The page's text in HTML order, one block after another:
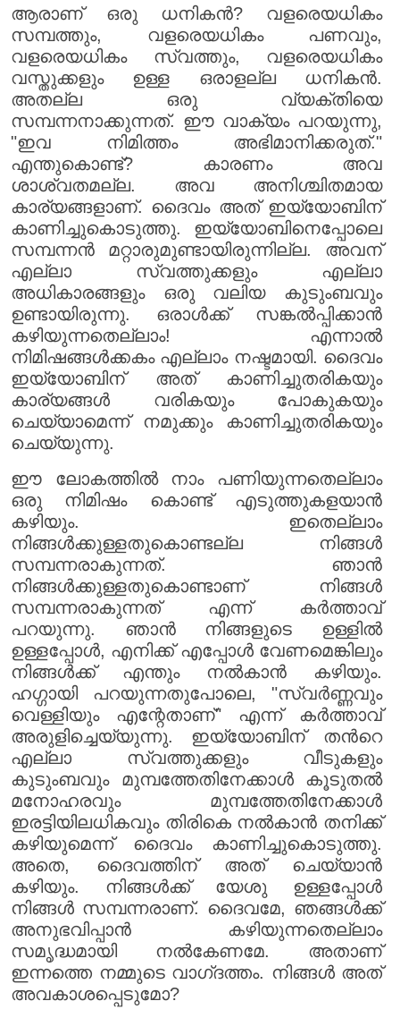
ആരാണ് ഒരു ധനികൻ? വളരെയധികം
സമ്പത്തും, വളരെയധികം പണവും,
വളരെയധികം സ്വത്തും, വളരെയധികം
വസ്തുക്കളും ഉള്ള ഒരാളല്ല ധനികൻ.
അതല്ല ഒരു വ്യക്തിയെ
സമ്പന്നനാക്കുന്നത്. ഈ വാക്യം പറയുന്നു,
"ഇവ നിമിത്തം അഭിമാനിക്കരുത്."
എന്തുകൊണ്ട്? കാരണം അവ
ശാശ്വതമല്ല. അവ അനിശ്ചിതമായ
കാര്യങ്ങളാണ്. ദൈവം അത് ഇയ്യോബിന്
കാണിച്ചുകൊടുത്തു. ഇയ്യോബിനെപ്പോലെ
സമ്പന്നൻ മറ്റാരുമുണ്ടായിരുന്നില്ല. അവന്
എല്ലാ സ്വത്തുക്കളും എല്ലാ
അധികാരങ്ങളും ഒരു വലിയ കുടുംബവും
ഉണ്ടായിരുന്നു. ഒരാൾക്ക് സങ്കൽപ്പിക്കാൻ
കഴിയുന്നതെല്ലാം! എന്നാൽ
നിമിഷങ്ങൾക്കകം എല്ലാം നഷ്ടമായി. ദൈവം
ഇയ്യോബിന് അത് കാണിച്ചുതരികയും
കാര്യങ്ങൾ വരികയും പോകുകയും
ചെയ്യാമെന്ന് നമുക്കും കാണിച്ചുതരികയും
ചെയ്യുന്നു.
ഈ ലോകത്തിൽ നാം പണിയുന്നതെല്ലാം
ഒരു നിമിഷം കൊണ്ട് എടുത്തുകളയാൻ
കഴിയും. ഇതെല്ലാം
നിങ്ങൾക്കുള്ളതുകൊണ്ടല്ല നിങ്ങൾ
സമ്പന്നരാകുന്നത്. ഞാൻ
നിങ്ങൾക്കുള്ളതുകൊണ്ടാണ് നിങ്ങൾ
സമ്പന്നരാകുന്നത് എന്ന് കർത്താവ്
പറയുന്നു. ഞാൻ നിങ്ങളുടെ ഉള്ളിൽ
ഉള്ളപ്പോൾ, എനിക്ക് എപ്പോൾ വേണമെങ്കിലും
നിങ്ങൾക്ക് എന്തും നൽകാൻ കഴിയും.
ഹഗ്ഗായി പറയുന്നതുപോലെ, "സ്വർണ്ണവും
വെള്ളിയും എന്റേതാണ്" എന്ന് കർത്താവ്
അരുളിച്ചെയ്യുന്നു. ഇയ്യോബിന് തൻറെ
എല്ലാ സ്വത്തുക്കളും വീടുകളും
കുടുംബവും മുമ്പത്തേതിനേക്കാൾ കൂടുതൽ
മനോഹരവും മുമ്പത്തേതിനേക്കാൾ
ഇരട്ടിയിലധികവും തിരികെ നൽകാൻ തനിക്ക്
കഴിയുമെന്ന് ദൈവം കാണിച്ചുകൊടുത്തു.
അതെ, ദൈവത്തിന് അത് ചെയ്യാൻ
കഴിയും. നിങ്ങൾക്ക് യേശു ഉള്ളപ്പോൾ
നിങ്ങൾ സമ്പന്നരാണ്. ദൈവമേ, ഞങ്ങൾക്ക്
അനുഭവിപ്പാൻ കഴിയുന്നതെല്ലാം
സമൃദ്ധമായി നൽകേണമേ. അതാണ്
ഇന്നത്തെ നമ്മുടെ വാഗ്‌ദത്തം. നിങ്ങൾ അത്
അവകാശപ്പെടുമോ?